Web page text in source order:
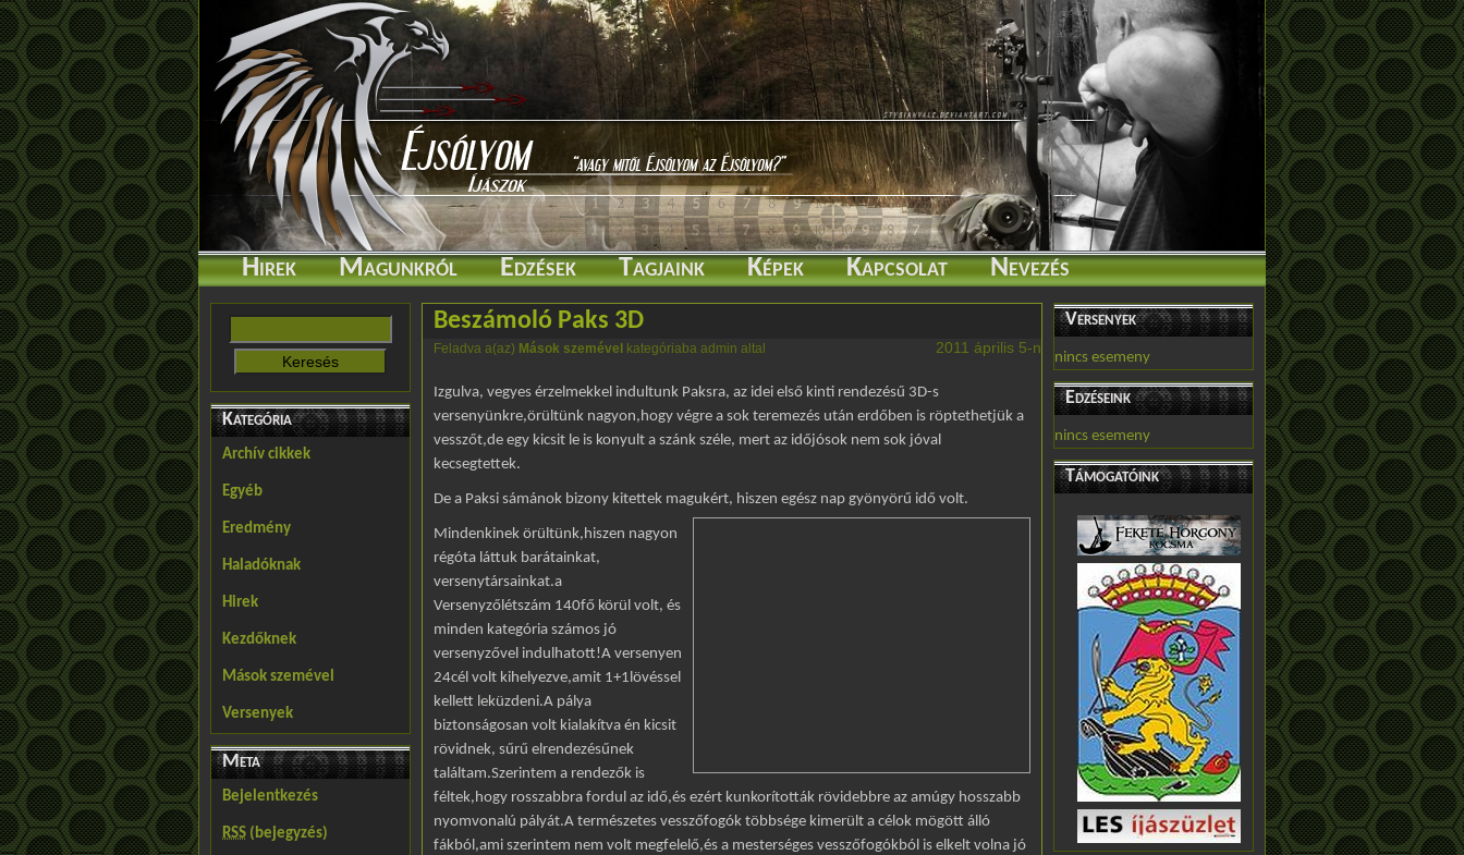
Hirek Magunkról Edzések Tagjaink Képek Kapcsolat Nevezés
Kategória
Archív cikkek
Egyéb
Eredmény
Haladóknak
Hirek
Kezdőknek
Mások szemével
Versenyek
Meta
Bejelentkezés
RSS (bejegyzés)
Beszámoló Paks 3D
Feladva a(az) Mások szemével kategóriaba admin altal 2011 április 5-n
Izgulva, vegyes érzelmekkel indultunk Paksra, az idei első kinti rendezésű 3D-s
versenyünkre,örültünk nagyon,hogy végre a sok teremezés után erdőben is röptethetjük a
vesszőt,de egy kicsit le is konyult a szánk széle, mert az időjósok nem sok jóval
kecsegtettek.
De a Paksi sámánok bizony kitettek magukért, hiszen egész nap gyönyörű idő volt.
Mindenkinek örültünk,hiszen nagyon
régóta láttuk barátainkat,
versenytársainkat.a
Versenyzőlétszám 140fő körül volt, és
minden kategória számos jó
versenyzővel indulhatott!A versenyen
24cél volt kihelyezve,amit 1+1lövéssel
kellett leküzdeni.A pálya
biztonságosan volt kialakítva én kicsit
rövidnek, sűrű elrendezésűnek
találtam.Szerintem a rendezők is
féltek,hogy rosszabbra fordul az idő,és ezért kunkorították rövidebbre az amúgy hosszabb
nyomvonalú pályát.A természetes vesszőfogók többsége kimerült a célok mögött álló
fákból,ami szerintem nem volt megfelelő,és a mesterséges vesszőfogókból is elkelt volna jó
Versenyek
nincs esemeny
Edzéseink
nincs esemeny
Támogatóink